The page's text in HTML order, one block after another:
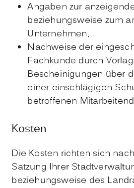
Angaben zur
beziehungsweise zum
Unternehmen,
Nachweise der
Fachkunde durch
Bescheinigungen über
einer einschlägigen
betroffenen
Kosten
Die Kosten richten sich
Satzung Ihrer
beziehungsweise des